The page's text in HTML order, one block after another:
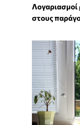
Λογαριασμοί
στους